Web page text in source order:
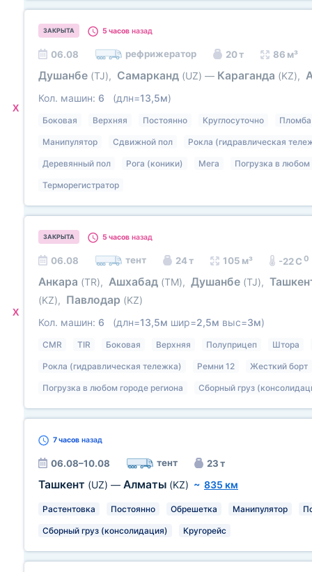
X
ЗАКРЫТА 5 часов назад
06.08 рефрижератор 20 т 86 м³
Душанбе (TJ), Самарканд (UZ) — Караганда (KZ),
Кол. машин: 6 (длн=13,5м)
Боковая Верхняя Постоянно Круглосуточно Пломба
Манипулятор Сдвижной пол Рокла (гидравлическая
Деревянный пол Рога (коники) Мега Погрузка в любом
Терморегистратор
X
ЗАКРЫТА 5 часов назад
06.08 тент 24 т 105 м³ -22 C 0
Анкара (TR), Ашхабад (TM), Душанбе (TJ),
(KZ), Павлодар (KZ)
Кол. машин: 6 (длн=13,5м шир=2,5м выс=3м)
CMR TIR Боковая Верхняя Полуприцеп Штора
Рокла (гидравлическая тележка) Ремни 12 Жесткий борт
Погрузка в любом городе региона Сборный груз
7 часов назад
06.08–10.08 тент 23 т
Ташкент (UZ) — Алматы (KZ) ~ 835 км
Растентовка Постоянно Обрешетка Манипулятор
Сборный груз (консолидация) Кругорейс